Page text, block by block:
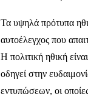
Τα υψηλά πρότυπα
αυτοέλεγχος που
Η πολιτική ηθική
οδηγεί στην
εντυπώσεων, οι